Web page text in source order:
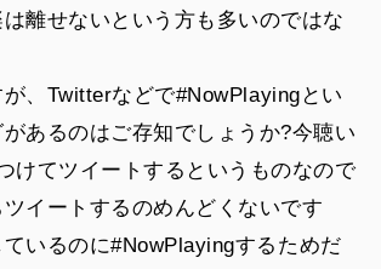
離せないという方も多いのではな
、Twitterなどで#NowPlayingとい
あるのはご存知でしょうか?今聴い
けてツイートするというものなので
イートするのめんどくないです
いるのに#NowPlayingするためだ